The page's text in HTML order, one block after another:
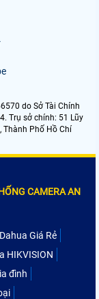
do Sở Tài Chính
Trụ sở chính: 51 Lũy
Thành Phố Hồ Chí
CAMERA AN
Giá Rẻ
HIKVISION
đình